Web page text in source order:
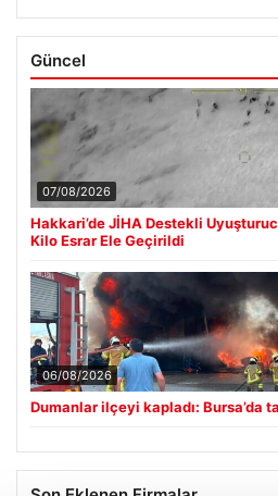
Güncel
07/08/2026
Hakkari’de JİHA Destekli
Kilo Esrar Ele Geçirildi
06/08/2026
Dumanlar ilçeyi kapladı: Bursa’da